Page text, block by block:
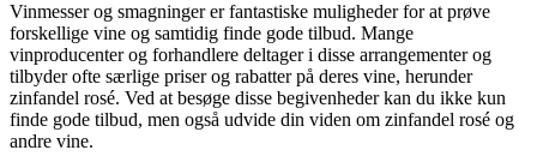
Vinmesser og smagninger er fantastiske muligheder for at prøve
forskellige vine og samtidig finde gode tilbud. Mange
vinproducenter og forhandlere deltager i disse arrangementer og
tilbyder ofte særlige priser og rabatter på deres vine, herunder
zinfandel rosé. Ved at besøge disse begivenheder kan du ikke kun
finde gode tilbud, men også udvide din viden om zinfandel rosé og
andre vine.